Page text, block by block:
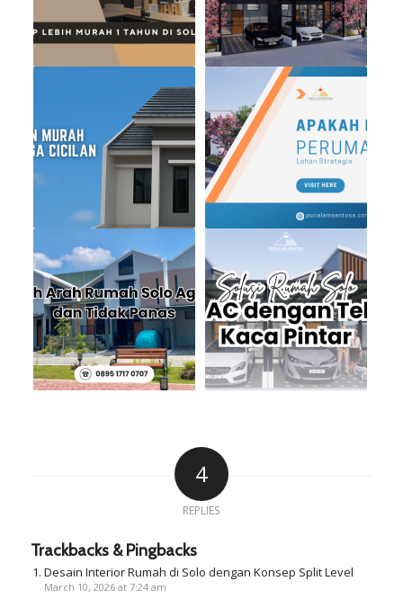
4
REPLIES
Trackbacks & Pingbacks
Desain Interior Rumah di Solo dengan Konsep Split Level
March 10, 2026 at 7:24 am